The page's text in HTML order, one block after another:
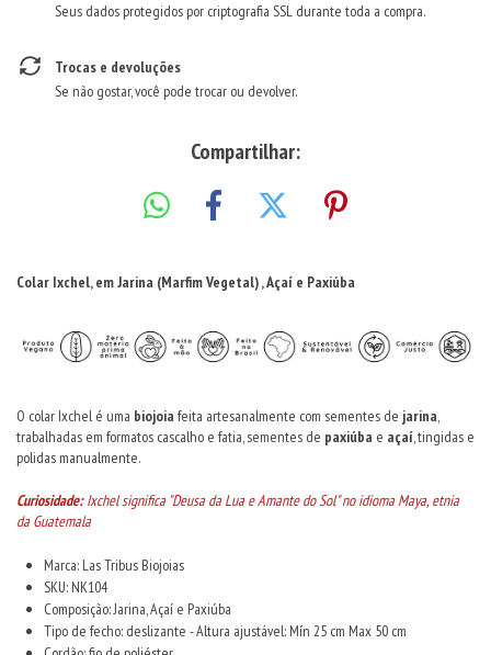
Seus dados protegidos por criptografia SSL durante toda a compra.
Trocas e devoluções
Se não gostar, você pode trocar ou devolver.
Compartilhar:
Colar Ixchel, em Jarina (Marfim Vegetal) , Açaí e Paxiúba
O colar Ixchel é uma biojoia feita artesanalmente com sementes de jarina
trabalhadas em formatos cascalho e fatia, sementes de paxiúba e açaí, tingidas e
polidas manualmente.
Curiosidade:Ixchel significa "Deusa da Lua e Amante do Sol" no idioma Maya, etnia
da Guatemala
Marca: Las Tribus Biojoias
SKU: NK104
Composição: Jarina, Açaí e Paxiúba
Tipo de fecho: deslizante - Altura ajustável: Mín 25 cm Max 50 cm